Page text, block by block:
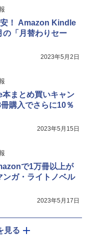
！ Amazon Kindle
の「月替わりセー
2023年5月2日
まとめ買いキャン
購入でさらに10％
2023年5月15日
で1万冊以上が
ガ・ライトノベル
2023年5月17日
見る